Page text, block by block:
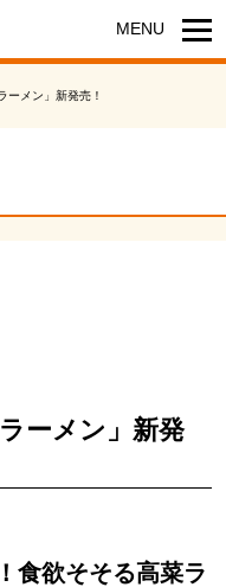
ーメン」新発売！
ーメン」新発
食欲そそる高菜ラ